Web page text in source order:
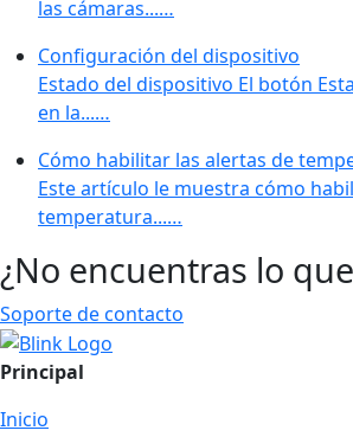
las cámaras...…
Configuración del dispositivo
Estado del dispositivo El botón
en la...…
Cómo habilitar las alertas de
Este artículo le muestra cómo
temperatura...…
¿No encuentras lo
Soporte de contacto
Principal
Inicio